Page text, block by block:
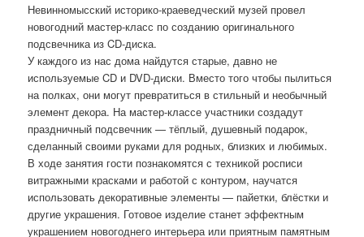
Невинномысский историко-краеведческий музей провел
новогодний мастер-класс по созданию оригинального
подсвечника из CD-диска.
У каждого из нас дома найдутся старые, давно не
используемые CD и DVD-диски. Вместо того чтобы пылиться
на полках, они могут превратиться в стильный и необычный
элемент декора. На мастер-классе участники создадут
праздничный подсвечник — тёплый, душевный подарок,
сделанный своими руками для родных, близких и любимых.
В ходе занятия гости познакомятся с техникой росписи
витражными красками и работой с контуром, научатся
использовать декоративные элементы — пайетки, блёстки и
другие украшения. Готовое изделие станет эффектным
украшением новогоднего интерьера или приятным памятным